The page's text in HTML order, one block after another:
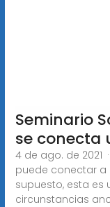
Seminario
se conecta
4 de ago. de 2021
puede conectar a
supuesto, esta es
circunstancias